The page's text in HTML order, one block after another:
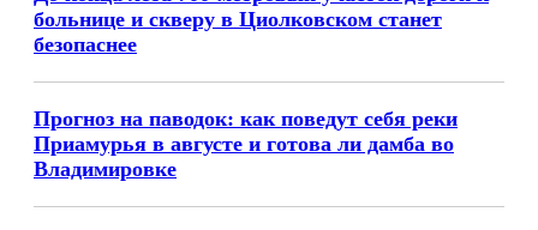
больнице и скверу в Циолковском станет
безопаснее
Прогноз на паводок: как поведут себя реки
Приамурья в августе и готова ли дамба во
Владимировке